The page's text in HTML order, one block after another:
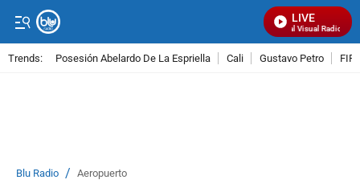
LIVE
Señal Visual Radio
Trends: Posesión Abelardo De La Espriella Cali Gustavo Petro FIFA
Blu Radio / Aeropuerto